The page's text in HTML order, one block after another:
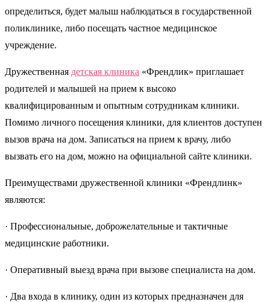
определиться, будет малыш наблюдаться в государственной
поликлинике, либо посещать частное медицинское
учреждение.
Дружественная детская клиника «Френдлик» приглашает
родителей и малышей на прием к высоко
квалифицированным и опытным сотрудникам клиники.
Помимо личного посещения клиники, для клиентов доступен
вызов врача на дом. Записаться на прием к врачу, либо
вызвать его на дом, можно на официальной сайте клиники.
Преимуществами дружественной клиники «Френдлинк»
являются:
· Профессиональные, доброжелательные и тактичные
медицинские работники.
· Оперативный выезд врача при вызове специалиста на дом.
· Два входа в клинику, один из которых предназначен для